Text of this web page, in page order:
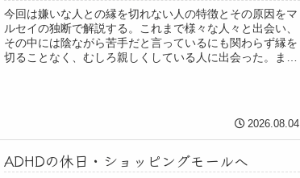
今回は嫌いな人との縁を切れない人の特徴とその原因をマ
ルセイの独断で解説する。これまで様々な人々と出会い、
その中には陰ながら苦手だと言っているにも関わらず縁を
切ることなく、むしろ親しくしている人に出会った。また
2026.08.04
ADHDの休日・ショッピングモールへ